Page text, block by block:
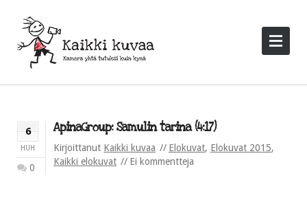
6
HUH
0
ApinaGroup: Samulin tarina (4:17)
Kirjoittanut Kaikki kuvaa Elokuvat, Elokuvat 2015,
Kaikki elokuvat
Ei kommentteja